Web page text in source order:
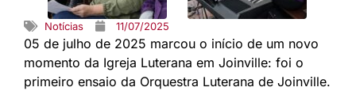
Notícias 11/07/2025
05 de julho de 2025 marcou o início de um novo
momento da Igreja Luterana em Joinville: foi o
primeiro ensaio da Orquestra Luterana de Joinville.